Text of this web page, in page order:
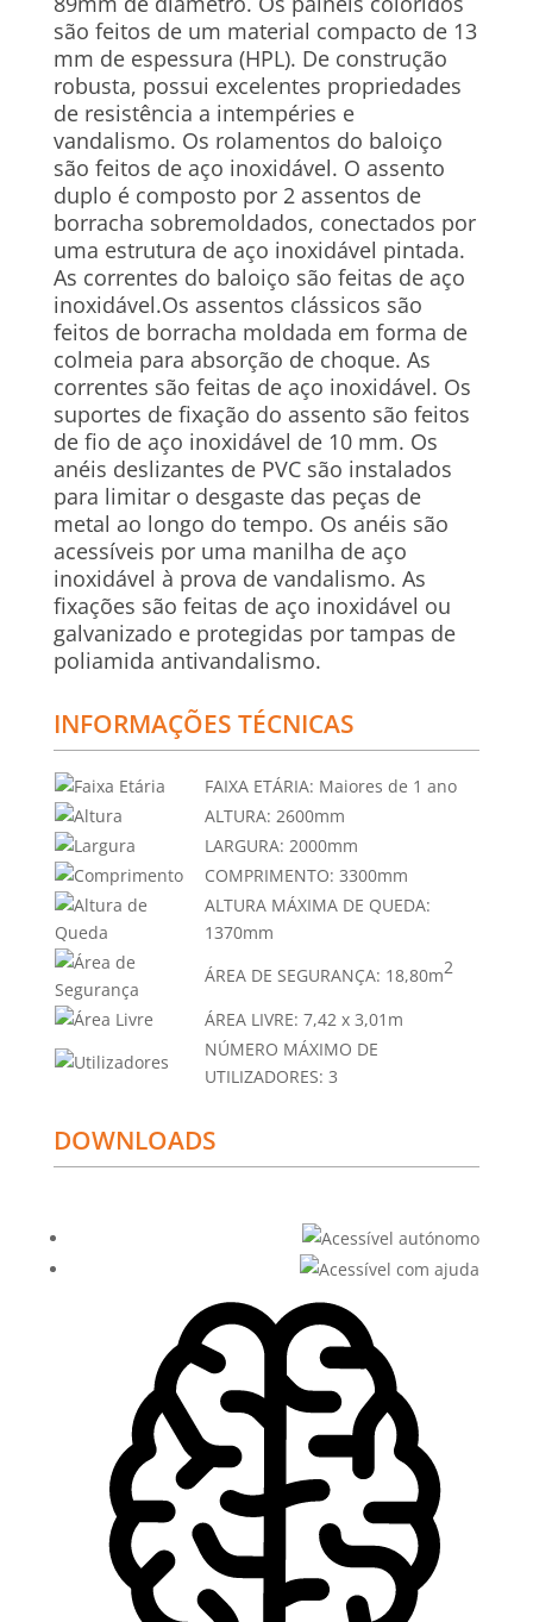
são feitos de um material compacto de 13
mm de espessura (HPL). De construção
robusta, possui excelentes propriedades
de resistência a intempéries e
vandalismo. Os rolamentos do baloiço
são feitos de aço inoxidável. O assento
duplo é composto por 2 assentos de
borracha sobremoldados, conectados por
uma estrutura de aço inoxidável pintada.
As correntes do baloiço são feitas de aço
inoxidável.Os assentos clássicos são
feitos de borracha moldada em forma de
colmeia para absorção de choque. As
correntes são feitas de aço inoxidável. Os
suportes de fixação do assento são feitos
de fio de aço inoxidável de 10 mm. Os
anéis deslizantes de PVC são instalados
para limitar o desgaste das peças de
metal ao longo do tempo. Os anéis são
acessíveis por uma manilha de aço
inoxidável à prova de vandalismo. As
fixações são feitas de aço inoxidável ou
galvanizado e protegidas por tampas de
poliamida antivandalismo.
INFORMAÇÕES TÉCNICAS
FAIXA ETÁRIA: Maiores de 1 ano
ALTURA: 2600mm
LARGURA: 2000mm
COMPRIMENTO: 3300mm
ALTURA MÁXIMA DE QUEDA:
1370mm
ÁREA DE SEGURANÇA: 18,80m2
ÁREA LIVRE: 7,42 x 3,01m
NÚMERO MÁXIMO DE
UTILIZADORES: 3
DOWNLOADS